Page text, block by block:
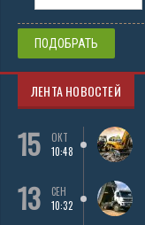
ЛЕНТА НОВОСТЕЙ
15
ОКТ
10:48
13
СЕН
10:32